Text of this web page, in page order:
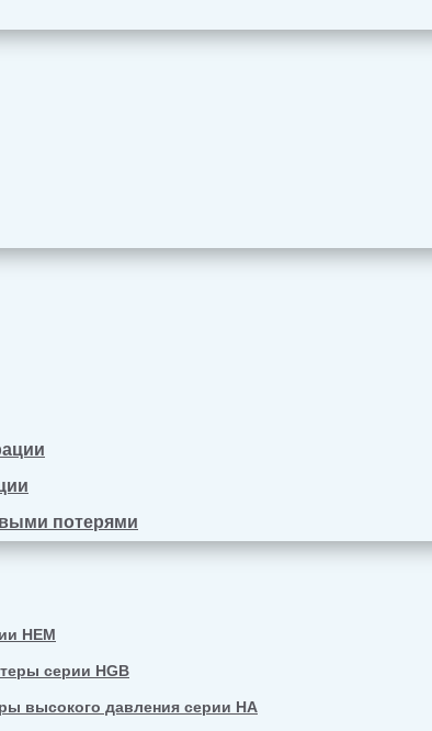
потерями
HEM
серии HGB
высокого давления серии HA